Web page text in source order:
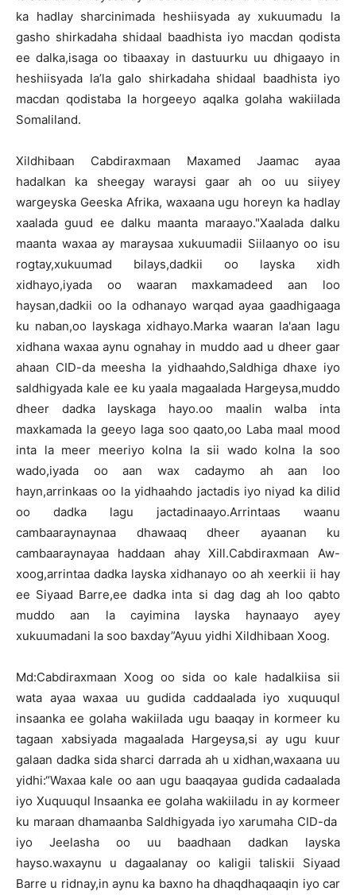
ka hadlay sharcinimada heshiisyada ay xukuumadu la
gasho shirkadaha shidaal baadhista iyo macdan qodista
ee dalka,isaga oo tibaaxay in dastuurku uu dhigaayo in
heshiisyada la’la galo shirkadaha shidaal baadhista iyo
macdan qodistaba la horgeeyo aqalka golaha wakiilada
Somaliland.
Xildhibaan Cabdiraxmaan Maxamed Jaamac ayaa
hadalkan ka sheegay waraysi gaar ah oo uu siiyey
wargeyska Geeska Afrika, waxaana ugu horeyn ka hadlay
xaalada guud ee dalku maanta maraayo."Xaalada dalku
maanta waxaa ay maraysaa xukuumadii Siilaanyo oo isu
rogtay,xukuumad bilays,dadkii oo layska xidh
xidhayo,iyada oo waaran maxkamadeed aan loo
haysan,dadkii oo la odhanayo warqad ayaa gaadhigaaga
ku naban,oo layskaga xidhayo.Marka waaran la'aan lagu
xidhana waxaa aynu ognahay in muddo aad u dheer gaar
ahaan CID-da meesha la yidhaahdo,Saldhiga dhaxe iyo
saldhigyada kale ee ku yaala magaalada Hargeysa,muddo
dheer dadka layskaga hayo.oo maalin walba inta
maxkamada la geeyo laga soo qaato,oo Laba maal mood
inta la meer meeriyo kolna la sii wado kolna la soo
wado,iyada oo aan wax cadaymo ah aan loo
hayn,arrinkaas oo la yidhaahdo jactadis iyo niyad ka dilid
oo dadka lagu jactadinaayo.Arrintaas waanu
cambaaraynaynaa dhawaaq dheer ayaanan ku
cambaaraynayaa haddaan ahay Xill.Cabdiraxmaan Aw-
xoog,arrintaa dadka layska xidhanayo oo ah xeerkii ii hay
ee Siyaad Barre,ee dadka inta si dag dag ah loo qabto
muddo aan la cayimina layska haynaayo ayey
xukuumadani la soo baxday”Ayuu yidhi Xildhibaan Xoog.
Md:Cabdiraxmaan Xoog oo sida oo kale hadalkiisa sii
wata ayaa waxaa uu gudida caddaalada iyo xuquuqul
insaanka ee golaha wakiilada ugu baaqay in kormeer ku
tagaan xabsiyada magaalada Hargeysa,si ay ugu kuur
galaan dadka sida sharci darrada ah u xidhan,waxaana uu
yidhi:“Waxaa kale oo aan ugu baaqayaa gudida cadaalada
iyo Xuquuqul Insaanka ee golaha wakiiladu in ay kormeer
ku maraan dhamaanba Saldhigyada iyo xarumaha CID-da
iyo Jeelasha oo uu baadhaan dadkan layska
hayso.waxaynu u dagaalanay oo kaligii taliskii Siyaad
Barre u ridnay,in aynu ka baxno ha dhaqdhaqaaqin iyo car